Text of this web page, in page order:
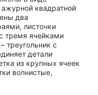
ажурной квадратной
два
листочки
тремя ячейками
треугольник с
детали
из крупных ячеек
волнистые,